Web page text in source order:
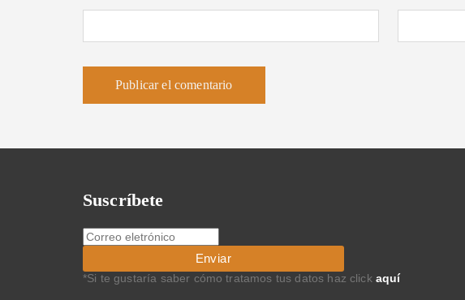
Suscríbete
*Si te gustaría saber cómo tratamos tus datos haz click aquí